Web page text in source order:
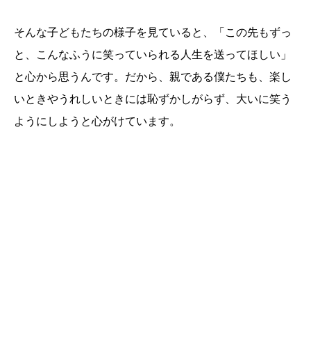
そんな子どもたちの様子を見ていると、「この先もずっ
と、こんなふうに笑っていられる人生を送ってほしい」
と心から思うんです。だから、親である僕たちも、楽し
いときやうれしいときには恥ずかしがらず、大いに笑う
ようにしようと心がけています。